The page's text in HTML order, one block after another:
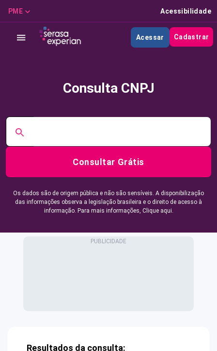
PME Acessibilidade
Acessar Cadastrar
Consulta CNPJ
Consultar Grátis
Os dados são de origem pública e não são sensíveis. A disponibilização
das informações observa a legislação brasileira e o direito de acesso à
informação. Para mais informações, Clique aqui.
Resultados da consulta: